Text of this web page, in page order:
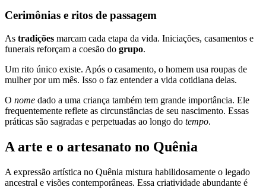
Cerimônias e ritos de passagem
As tradições marcam cada etapa da vida. Iniciações, casamentos e
funerais reforçam a coesão do grupo.
Um rito único existe. Após o casamento, o homem usa roupas de
mulher por um mês. Isso o faz entender a vida cotidiana delas.
O nome dado a uma criança também tem grande importância. Ele
frequentemente reflete as circunstâncias de seu nascimento. Essas
práticas são sagradas e perpetuadas ao longo do tempo.
A arte e o artesanato no Quênia
A expressão artística no Quênia mistura habilidosamente o legado
ancestral e visões contemporâneas. Essa criatividade abundante é